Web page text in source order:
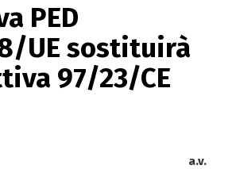
PED
UE sostituirà
97/23/CE
a.v.